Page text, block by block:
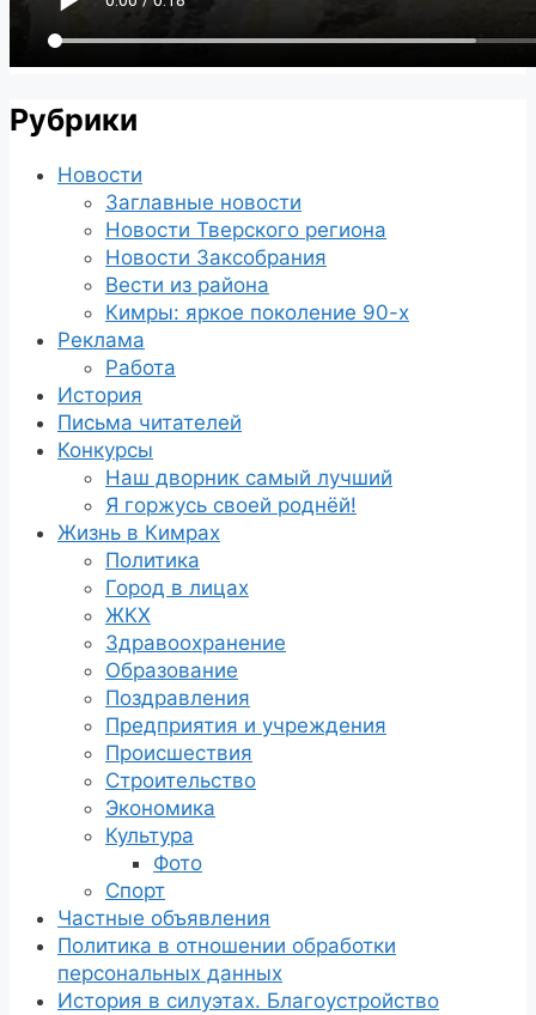
Рубрики
Новости
Заглавные новости
Новости Тверского региона
Новости Заксобрания
Вести из района
Кимры: яркое поколение 90-х
Реклама
Работа
История
Письма читателей
Конкурсы
Наш дворник самый лучший
Я горжусь своей роднёй!
Жизнь в Кимрах
Политика
Город в лицах
ЖКХ
Здравоохранение
Образование
Поздравления
Предприятия и учреждения
Происшествия
Строительство
Экономика
Культура
Фото
Спорт
Частные объявления
Политика в отношении обработки
персональных данных
История в силуэтах. Благоустройство